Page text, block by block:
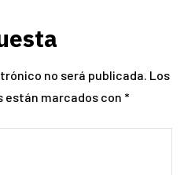
no será publicada. Los
están marcados con *